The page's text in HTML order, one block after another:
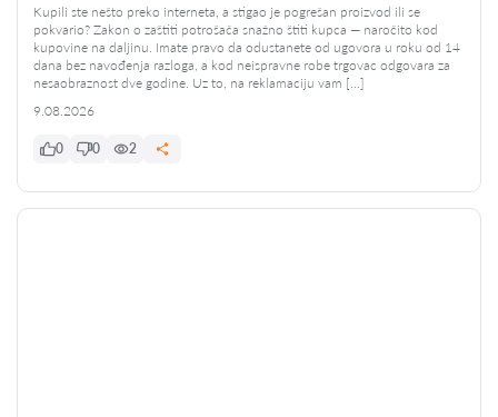
Kupili ste nešto preko interneta, a stigao je pogrešan proizvod ili se
pokvario? Zakon o zaštiti potrošača snažno štiti kupca — naročito kod
kupovine na daljinu. Imate pravo da odustanete od ugovora u roku od 14
dana bez navođenja razloga, a kod neispravne robe trgovac odgovara za
nesaobraznost dve godine. Uz to, na reklamaciju vam […]
9.08.2026
0 0 2